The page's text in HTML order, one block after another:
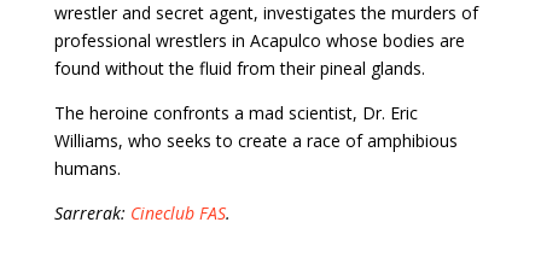
wrestler and secret agent, investigates the murders of
professional wrestlers in Acapulco whose bodies are
found without the fluid from their pineal glands.
The heroine confronts a mad scientist, Dr. Eric
Williams, who seeks to create a race of amphibious
humans.
Sarrerak: Cineclub FAS.